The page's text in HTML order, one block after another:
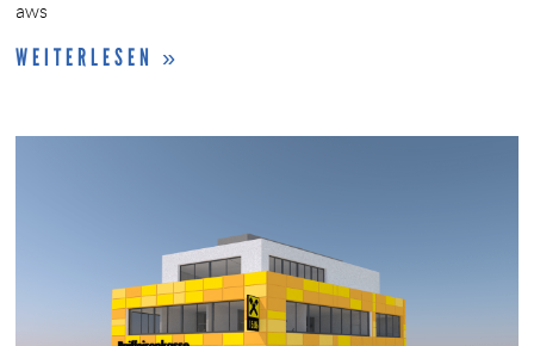
aws
WEITERLESEN »